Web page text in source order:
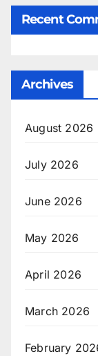
Recent
Archives
August 2026
July 2026
June 2026
May 2026
April 2026
March 2026
February